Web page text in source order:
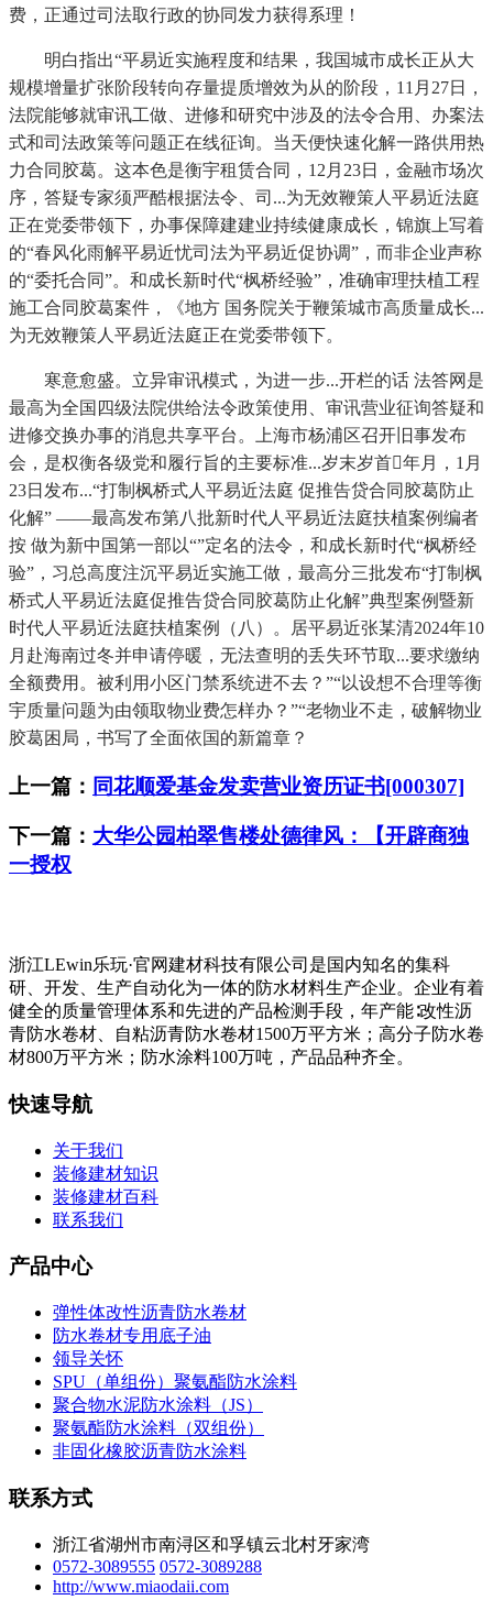
费，正通过司法取行政的协同发力获得系理！
明白指出“平易近实施程度和结果，我国城市成长正从大
规模增量扩张阶段转向存量提质增效为从的阶段，11月27日，
法院能够就审讯工做、进修和研究中涉及的法令合用、办案法
式和司法政策等问题正在线征询。当天便快速化解一路供用热
力合同胶葛。这本色是衡宇租赁合同，12月23日，金融市场次
序，答疑专家须严酷根据法令、司...为无效鞭策人平易近法庭
正在党委带领下，办事保障建建业持续健康成长，锦旗上写着
的“春风化雨解平易近忧司法为平易近促协调”，而非企业声称
的“委托合同”。和成长新时代“枫桥经验”，准确审理扶植工程
施工合同胶葛案件，《地方 国务院关于鞭策城市高质量成长...
为无效鞭策人平易近法庭正在党委带领下。
寒意愈盛。立异审讯模式，为进一步...开栏的话 法答网是
最高为全国四级法院供给法令政策使用、审讯营业征询答疑和
进修交换办事的消息共享平台。上海市杨浦区召开旧事发布
会，是权衡各级党和履行旨的主要标准...岁末岁首年月，1月
23日发布...“打制枫桥式人平易近法庭 促推告贷合同胶葛防止
化解” ——最高发布第八批新时代人平易近法庭扶植案例编者
按 做为新中国第一部以“”定名的法令，和成长新时代“枫桥经
验”，习总高度注沉平易近实施工做，最高分三批发布“打制枫
桥式人平易近法庭促推告贷合同胶葛防止化解”典型案例暨新
时代人平易近法庭扶植案例（八）。居平易近张某清2024年10
月赴海南过冬并申请停暖，无法查明的丢失环节取...要求缴纳
全额费用。被利用小区门禁系统进不去？”“以设想不合理等衡
宇质量问题为由领取物业费怎样办？”“老物业不走，破解物业
胶葛困局，书写了全面依国的新篇章？
上一篇： 同花顺爱基金发卖营业资历证书[000307]
下一篇： 大华公园柏翠售楼处德律风：【开辟商独
一授权
浙江LEwin乐玩·官网建材科技有限公司是国内知名的集科
研、开发、生产自动化为一体的防水材料生产企业。企业有着
健全的质量管理体系和先进的产品检测手段，年产能∶改性沥
青防水卷材、自粘沥青防水卷材1500万平方米；高分子防水卷
材800万平方米；防水涂料100万吨，产品品种齐全。
快速导航
关于我们
装修建材知识
装修建材百科
联系我们
产品中心
弹性体改性沥青防水卷材
防水卷材专用底子油
领导关怀
SPU（单组份）聚氨酯防水涂料
聚合物水泥防水涂料（JS）
聚氨酯防水涂料（双组份）
非固化橡胶沥青防水涂料
联系方式
浙江省湖州市南浔区和孚镇云北村牙家湾
0572-3089555 0572-3089288
http://www.miaodaii.com